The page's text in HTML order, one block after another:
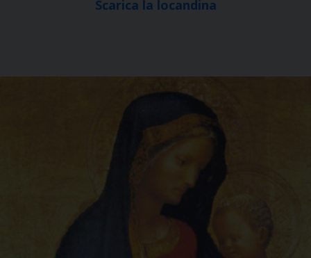
Scarica la locandina